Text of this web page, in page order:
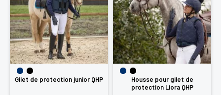
Gilet de protection junior QHP
Housse pour gilet de
protection Liora QHP